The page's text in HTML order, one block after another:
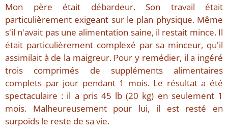
Mon père était débardeur. Son travail était
particulièrement exigeant sur le plan physique. Même
s'il n'avait pas une alimentation saine, il restait mince. Il
était particulièrement complexé par sa minceur, qu'il
assimilait à de la maigreur. Pour y remédier, il a ingéré
trois comprimés de suppléments alimentaires
complets par jour pendant 1 mois. Le résultat a été
spectaculaire : il a pris 45 lb (20 kg) en seulement 1
mois. Malheureusement pour lui, il est resté en
surpoids le reste de sa vie.